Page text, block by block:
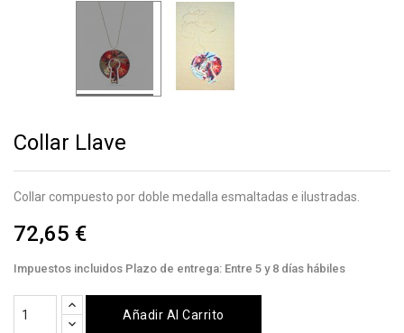
Collar Llave
Collar compuesto por doble medalla esmaltadas e ilustradas.
72,65 €
Impuestos incluidos Plazo de entrega: Entre 5 y 8 días hábiles
Añadir Al Carrito